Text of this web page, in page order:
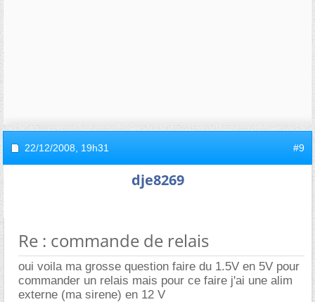
22/12/2008, 19h31 #9
dje8269
Re : commande de relais
oui voila ma grosse question faire du 1.5V en 5V pour
commander un relais mais pour ce faire j'ai une alim
externe (ma sirene) en 12 V